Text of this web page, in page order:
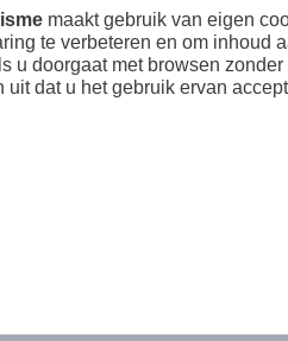
film bevat getuigenissen
Alonso, Nacho Duato
van je volgende reis,
maakt gebruik van eigen
te verbeteren en om inhoud
u doorgaat met browsen
uit dat u het gebruik ervan